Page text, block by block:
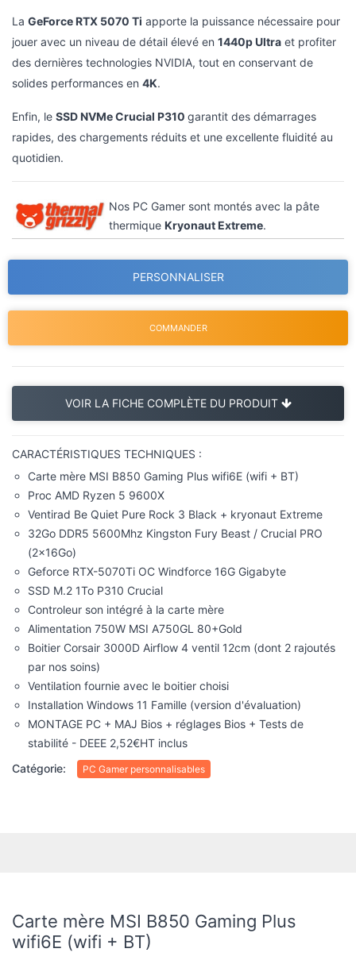
solides performances en
Enfin, leSSD NVMe Crucial P310garantit des démarrages
rapides, des chargements réduits et une excellente fluidité au
quotidien.
Nos PC Gamer sont montés avec la pâte
PERSONNALISER
COMMANDER
VOIR LA FICHE COMPLÈTE DU PRODUIT
CARACTÉRISTIQUES TECHNIQUES :
Carte mère MSI B850 Gaming Plus wifi6E (wifi + BT)
Ventirad Be Quiet Pure Rock 3 Black + kryonaut Extreme
(2x16Go)
Geforce RTX-5070Ti OC Windforce 16G Gigabyte
SSD M.2 1To P310 Crucial
Controleur son intégré à la carte mère
Alimentation 750W MSI A750GL 80+Gold
Boitier Corsair 3000D Airflow 4 ventil 12cm (dont 2 rajoutés
par nos soins)
Ventilation fournie avec le boitier choisi
Installation Windows 11 Famille (version d'évaluation)
MONTAGE PC + MAJ Bios + réglages Bios + Tests de
stabilité - DEEE 2,52€HT inclus
Catégorie:
PC Gamer personnalisables
Conçue pour la nouvelle architecture AMD AM5, la carte mère
MSI B850 Gaming Plus Wifi6E est une carte mère gaming